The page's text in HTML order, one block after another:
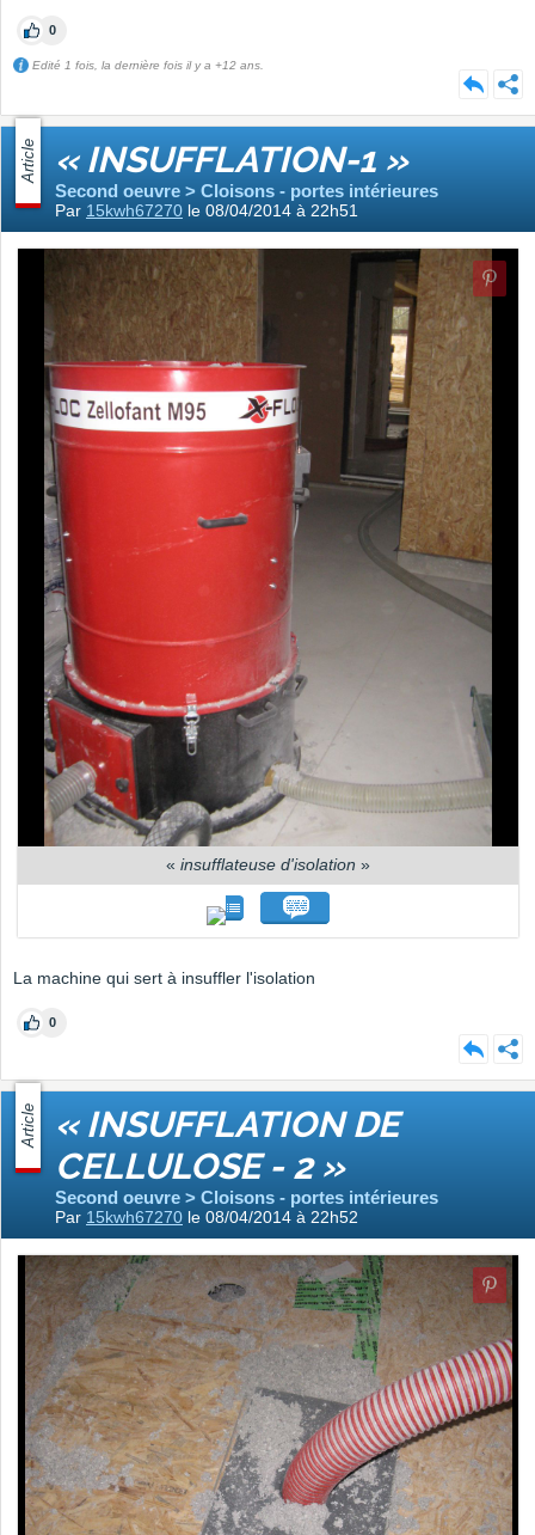
0
Edité 1 fois, la dernière fois il y a +12 ans.
Article « INSUFFLATION-1 »
Second oeuvre > Cloisons - portes intérieures
Par 15kwh67270 le 08/04/2014 à 22h51
« insufflateuse d'isolation »
La machine qui sert à insuffler l'isolation
0
Article « INSUFFLATION DE
CELLULOSE - 2 »
Second oeuvre > Cloisons - portes intérieures
Par 15kwh67270 le 08/04/2014 à 22h52